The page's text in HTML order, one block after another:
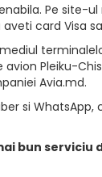
Pe site-
card Visa
Pleiku-
Avia.md.
si
bun